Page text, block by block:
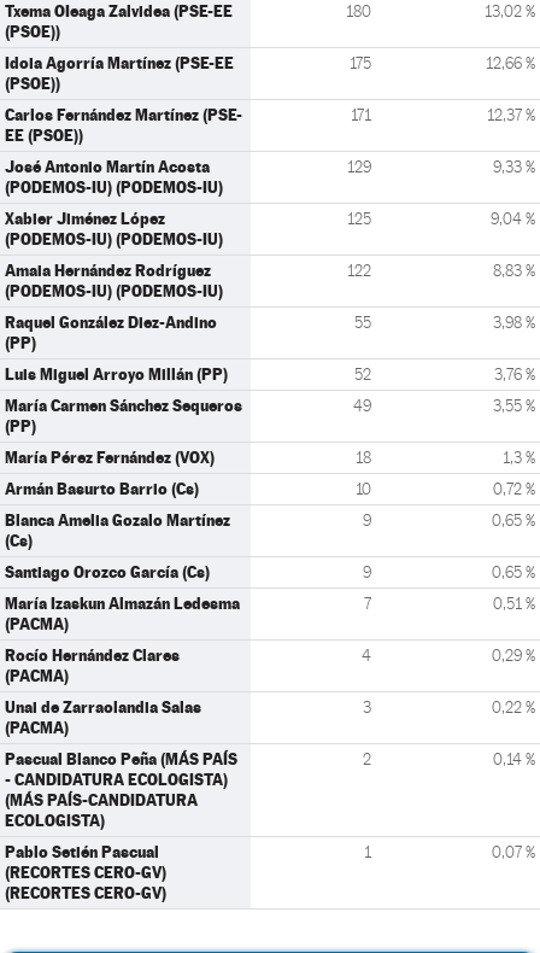
Txema OIeaga Zalvidea (PSE-EE
(PSOE))
180 13,02 %
Idoia Agorría Martínez (PSE-EE
(PSOE))
175 12,66 %
Carlos Fernández Martínez (PSE-
EE (PSOE))
171 12,37 %
José Antonio Martín Acosta
(PODEMOS-IU) (PODEMOS-IU)
129 9,33 %
Xabier Jiménez López
(PODEMOS-IU) (PODEMOS-IU)
125 9,04 %
Amaia Hernández Rodríguez
(PODEMOS-IU) (PODEMOS-IU)
122 8,83 %
Raquel González Diez-Andino
(PP)
55 3,98 %
Luis Miguel Arroyo Millán (PP) 52 3,76 %
María Carmen Sánchez Sequeros
(PP)
49 3,55 %
María Pérez Fernández (VOX) 18 1,3 %
Armán Basurto Barrio (Cs) 10 0,72 %
Blanca Amelia Gozalo Martínez
(Cs)
9 0,65 %
Santiago Orozco García (Cs) 9 0,65 %
María Izaskun Almazán Ledesma
(PACMA)
7 0,51 %
Rocío Hernández Clares
(PACMA)
4 0,29 %
Unai de Zarraolandia Salas
(PACMA)
3 0,22 %
Pascual Blanco Peña (MÁS PAÍS
- CANDIDATURA ECOLOGISTA)
(MÁS PAÍS-CANDIDATURA
ECOLOGISTA)
2 0,14 %
Pablo Setién Pascual
(RECORTES CERO-GV)
(RECORTES CERO-GV)
1 0,07 %